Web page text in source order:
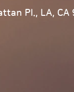
Pl., LA, CA